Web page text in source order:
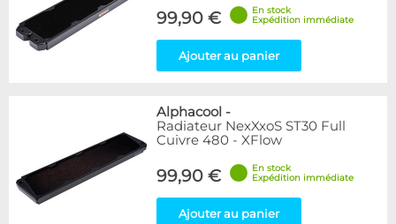
99,90 €
En stock
Expédition immédiate
Ajouter au panier
Alphacool -
Radiateur NexXxoS ST30 Full
Cuivre 480 - XFlow
99,90 €
En stock
Expédition immédiate
Ajouter au panier